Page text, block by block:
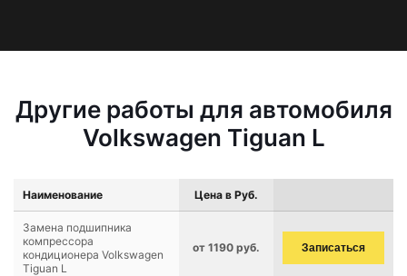
Другие работы для автомобиля
Volkswagen Tiguan L
Наименование Цена в Руб.
Замена подшипника
компрессора
кондиционера Volkswagen
Tiguan L
от 1190 руб. Записаться